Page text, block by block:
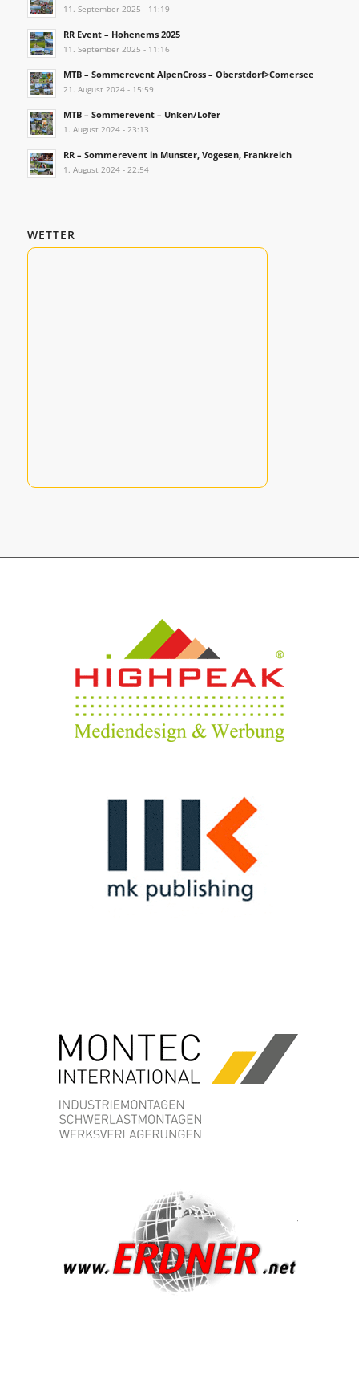
11. September 2025 - 11:19
RR Event – Hohenems 2025
11. September 2025 - 11:16
MTB – Sommerevent AlpenCross – Oberstdorf>Comersee
21. August 2024 - 15:59
MTB – Sommerevent – Unken/Lofer
1. August 2024 - 23:13
RR – Sommerevent in Munster, Vogesen, Frankreich
1. August 2024 - 22:54
WETTER